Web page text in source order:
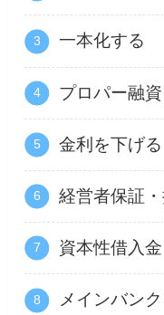
一本化する
プロパー融
金利を下げる
経営者保証
資本性借入金
メインバン